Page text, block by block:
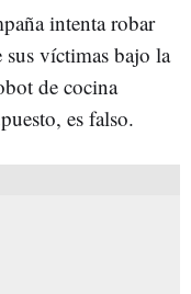
intenta robar
sus víctimas bajo la
de cocina
es falso.